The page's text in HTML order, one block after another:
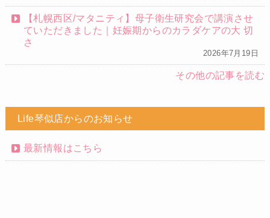
【札幌西区/マタニティ】母子衛生研究会で講演させ
ていただきました｜妊娠期からのカラダケアの大 切
さ
2026年7月19日
その他の記事を読む
Life琴似店からのお知らせ
最新情報はこちら